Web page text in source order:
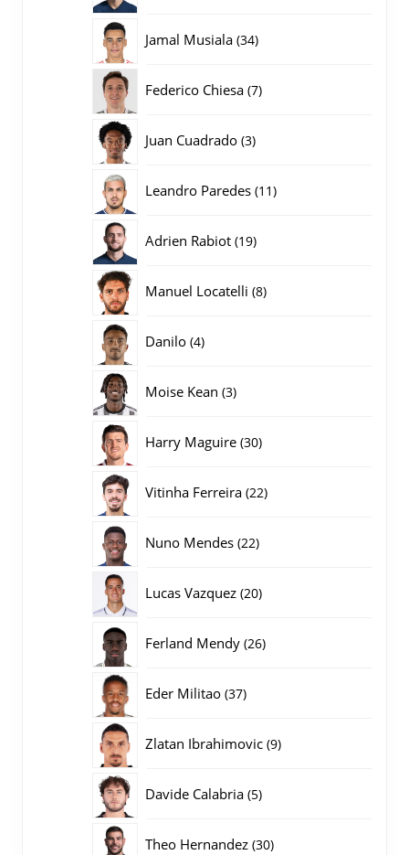
Jamal Musiala 3434
Federico Chiesa 77
Juan Cuadrado 33
Leandro Paredes 1111
Adrien Rabiot 1919
Manuel Locatelli 88
Danilo 44
Moise Kean 33
Harry Maguire 3030
Vitinha Ferreira 2222
Nuno Mendes 2222
Lucas Vazquez 2020
Ferland Mendy 2626
Eder Militao 3737
Zlatan Ibrahimovic 99
Davide Calabria 55
Theo Hernandez 3030